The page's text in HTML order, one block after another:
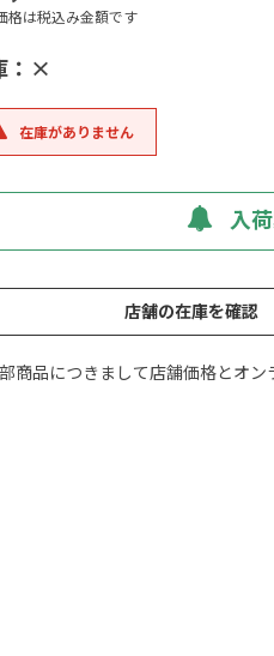
格は税込み金額です
：×
在庫がありません
入
店舗の在庫を確認
商品につきまして店舗価格とオン